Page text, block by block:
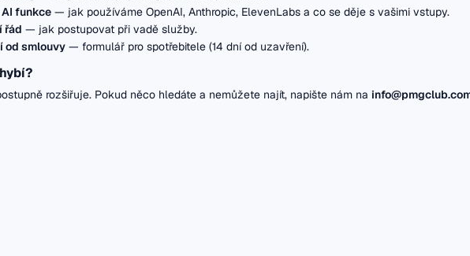
funkce — jak používáme OpenAI, Anthropic, ElevenLabs a co se děje s vašimi vstupy.
řád — jak postupovat při vadě služby.
od smlouvy — formulář pro spotřebitele (14 dní od uzavření).
rozšiřuje. Pokud něco hledáte a nemůžete najít, napište nám na